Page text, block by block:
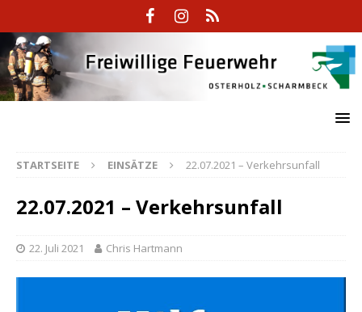
STARTSEITE EINSÄTZE 22.07.2021 – Verkehrsunfall
22.07.2021 – Verkehrsunfall
22. Juli 2021 Chris Hartmann